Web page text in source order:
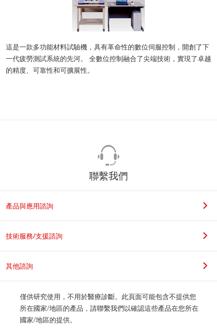
這是一款多功能材料試驗機，具有革命性的數位伺服控制，開創了下
一代疲勞測試系統的先河。 全數位控制融合了尖端技術，實現了卓越
的精度、可靠性和可擴展性。
聯繫我們
產品與應用諮詢
技術服務/支援諮詢
其他諮詢
僅供研究使用，不用於醫療診斷。此頁面可能包含不提供您
所在國家/地區的產品，請聯繫我們以確認這些產品在您所在
國家/地區的提供。